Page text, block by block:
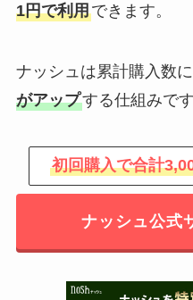
1円で利用できます。
ナッシュは累計購入数
がアップする仕組みです
初回購入で合計
ナッシュ公式